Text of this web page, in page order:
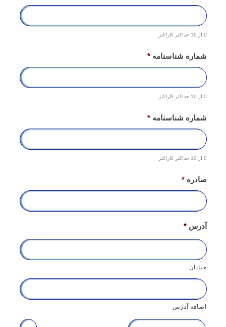
0 از 10 حداکثر کاراکتر
شماره شناسنامه *
0 از 10 حداکثر کاراکتر
شماره شناسنامه *
0 از 10 حداکثر کاراکتر
صادره *
آدرس *
خیابان
اضافه آدرس